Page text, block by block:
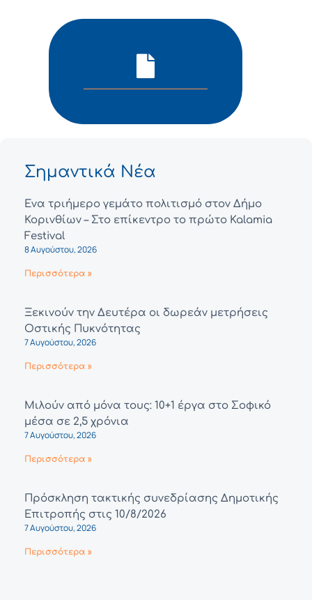
Σημαντικά Νέα
Ένα τριήμερο γεμάτο πολιτισμό στον Δήμο
Κορινθίων – Στο επίκεντρο το πρώτο Kalamia
Festival
8 Αυγούστου, 2026
Περισσότερα »
Ξεκινούν την Δευτέρα οι δωρεάν μετρήσεις
Οστικής Πυκνότητας
7 Αυγούστου, 2026
Περισσότερα »
Μιλούν από μόνα τους: 10+1 έργα στο Σοφικό
μέσα σε 2,5 χρόνια
7 Αυγούστου, 2026
Περισσότερα »
Πρόσκληση τακτικής συνεδρίασης Δημοτικής
Επιτροπής στις 10/8/2026
7 Αυγούστου, 2026
Περισσότερα »